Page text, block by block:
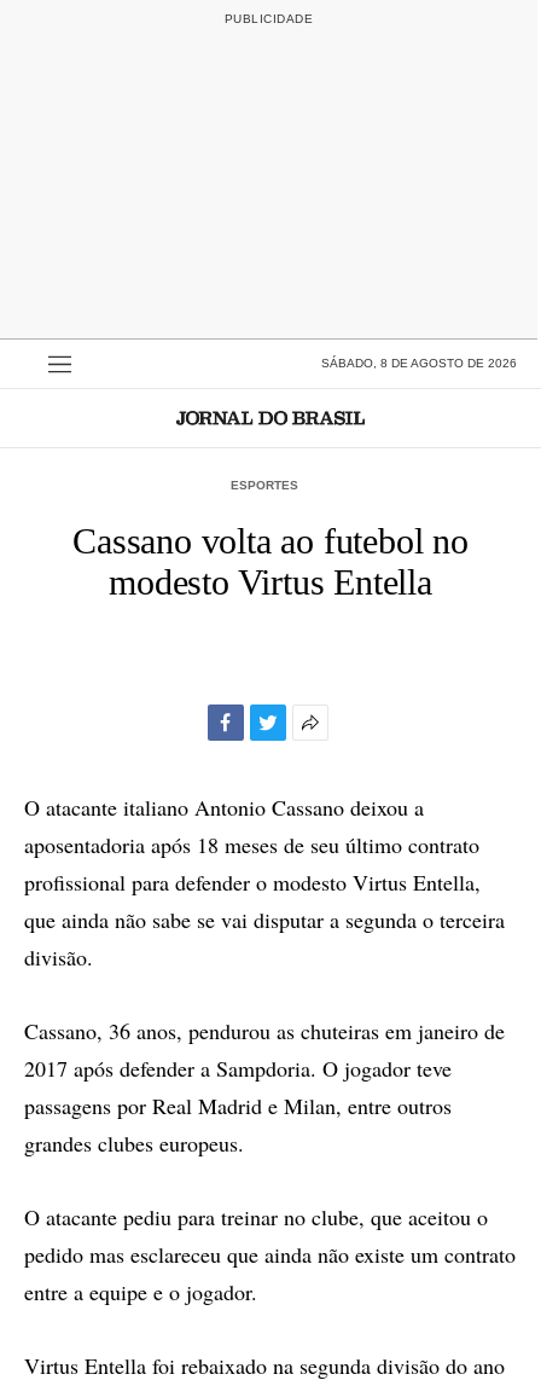
SÁBADO, 8 DE AGOSTO DE 2026
ESPORTES
Cassano volta ao futebol no
modesto Virtus Entella
compartilhamento
O atacante italiano Antonio Cassano deixou a
aposentadoria após 18 meses de seu último contrato
profissional para defender o modesto Virtus Entella,
que ainda não sabe se vai disputar a segunda o terceira
divisão.
Cassano, 36 anos, pendurou as chuteiras em janeiro de
2017 após defender a Sampdoria. O jogador teve
passagens por Real Madrid e Milan, entre outros
grandes clubes europeus.
O atacante pediu para treinar no clube, que aceitou o
pedido mas esclareceu que ainda não existe um contrato
entre a equipe e o jogador.
Virtus Entella foi rebaixado na segunda divisão do ano